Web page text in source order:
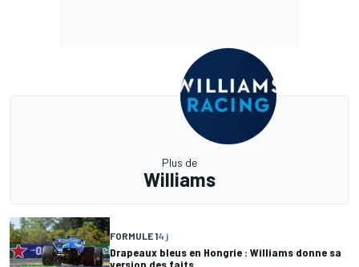
Plus de
Williams
FORMULE 14 j
Drapeaux bleus en Hongrie : Williams donne sa
version des faits